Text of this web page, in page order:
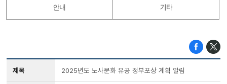
안내 기타
제목 2025년도 노사문화 유공 정부포상 계획 알림